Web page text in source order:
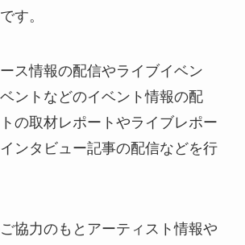
す。
ス情報の配信やライブイベン
ントなどのイベント情報の配
の取材レポートやライブレポー
ンタビュー記事の配信などを行
協力のもとアーティスト情報や